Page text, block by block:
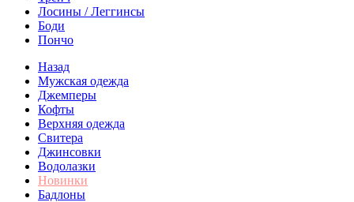
Лосины / Леггинсы
Боди
Пончо
Назад
Мужская одежда
Джемперы
Кофты
Верхняя одежда
Свитера
Джинсовки
Водолазки
Новинки
Бадлоны